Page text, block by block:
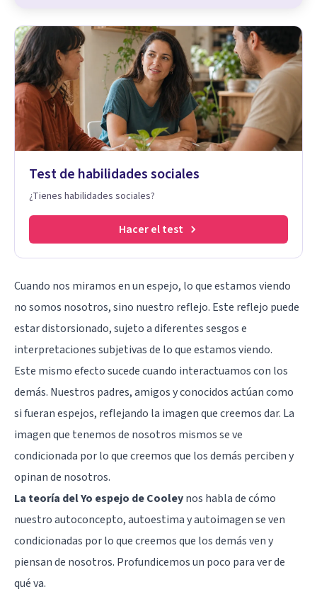
Test de habilidades sociales
¿Tienes habilidades sociales?
Hacer el test
Cuando nos miramos en un espejo, lo que estamos viendo
no somos nosotros, sino nuestro reflejo. Este reflejo puede
estar distorsionado, sujeto a diferentes sesgos e
interpretaciones subjetivas de lo que estamos viendo.
Este mismo efecto sucede cuando interactuamos con los
demás. Nuestros padres, amigos y conocidos actúan como
si fueran espejos, reflejando la imagen que creemos dar. La
imagen que tenemos de nosotros mismos se ve
condicionada por lo que creemos que los demás perciben y
opinan de nosotros.
La teoría del Yo espejo de Cooleynos habla de cómo
nuestro autoconcepto, autoestima y autoimagen se ven
condicionadas por lo que creemos que los demás ven y
piensan de nosotros. Profundicemos un poco para ver de
qué va.